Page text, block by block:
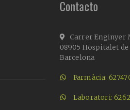
Contacto
Carrer Enginyer
08905 Hospitalet
Barcelona
Farmàcia:
Laboratori: